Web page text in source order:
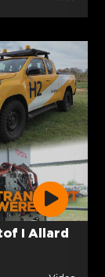
I Allard